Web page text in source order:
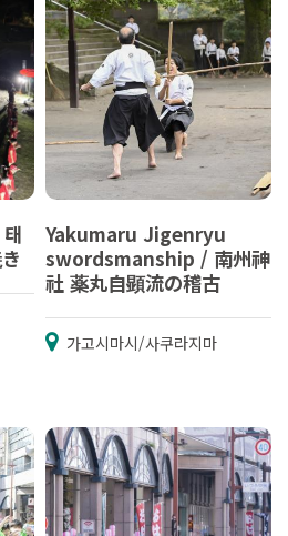
Yakumaru Jigenryu
swordsmanship / 南州神
社 薬丸自顕流の稽古
가고시마시/사쿠라지마